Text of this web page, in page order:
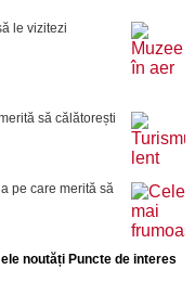
le vizitezi
să călătorești
pe care merită să
noutăți Puncte de interes